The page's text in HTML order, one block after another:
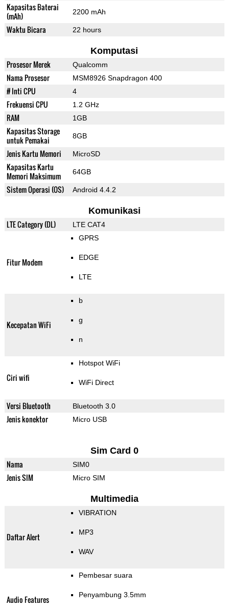
Kapasitas Baterai
(mAh)
2200 mAh
Waktu Bicara 22 hours
Komputasi
Prosesor Merek Qualcomm
Nama Prosesor MSM8926 Snapdragon 400
# Inti CPU 4
Frekuensi CPU 1.2 GHz
RAM 1GB
Kapasitas Storage
untuk Pemakai
8GB
Jenis Kartu Memori MicroSD
Kapasitas Kartu
Memori Maksimum
64GB
Sistem Operasi (OS) Android 4.4.2
Komunikasi
LTE Category (DL) LTE CAT4
Fitur Modem
GPRS
EDGE
LTE
Kecepatan WiFi
b
g
n
Ciri wifi
Hotspot WiFi
WiFi Direct
Versi Bluetooth Bluetooth 3.0
Jenis konektor Micro USB
Sim Card 0
Nama SIM0
Jenis SIM Micro SIM
Multimedia
Daftar Alert
VIBRATION
MP3
WAV
Audio Features
Pembesar suara
Penyambung 3.5mm